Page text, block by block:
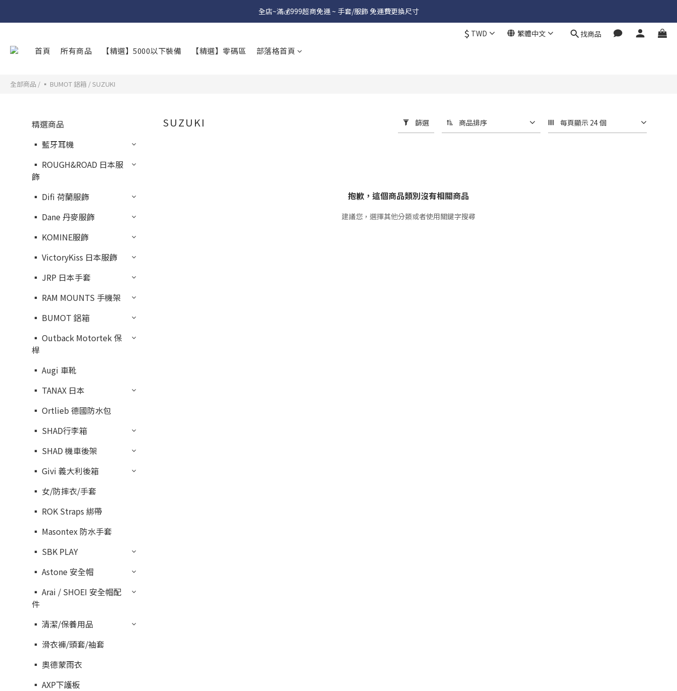
全店~滿💰999超商免運 ~ 手套/服飾 免運費更換尺寸
$ TWD 繁體中文 找商品
首頁 所有商品 【精選】5000以下裝備 【精選】零碼區 部落格首頁
全部商品 / ▪︎ BUMOT 鋁箱 /SUZUKI
精選商品
▪︎ 藍牙耳機
▪︎ ROUGH&ROAD 日本服
飾
▪︎ Difi 荷蘭服飾
▪︎ Dane 丹麥服飾
▪︎ KOMINE服飾
▪︎ VictoryKiss 日本服飾
▪︎ JRP 日本手套
▪︎ RAM MOUNTS 手機架
▪︎ BUMOT 鋁箱
▪︎ Outback Motortek 保
桿
▪︎ Augi 車靴
▪︎ TANAX 日本
▪︎ Ortlieb 德國防水包
▪︎ SHAD行李箱
▪︎ SHAD 機車後架
▪︎ Givi 義大利後箱
▪︎ 女/防摔衣/手套
▪︎ ROK Straps 綁帶
▪︎ Masontex 防水手套
▪︎ SBK PLAY
▪︎ Astone 安全帽
▪︎ Arai / SHOEI 安全帽配
件
▪︎ 清潔/保養用品
▪︎ 滑衣褲/頭套/袖套
▪︎ 奧德蒙雨衣
▪︎ AXP下護板
SUZUKI 篩選 商品排序 每頁顯示 24 個
抱歉，這個商品類別沒有相關商品
建議您，選擇其他分類或者使用關鍵字搜尋